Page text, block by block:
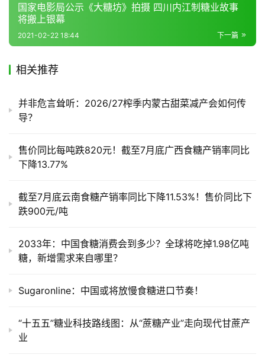
国家电影局公示《大糖坊》拍摄 四川内江制糖业故事
将搬上银幕
下一篇
2021-02-22 18:44
相关推荐
并非危言耸听：2026/27榨季内蒙古甜菜减产会如何传
导？
售价同比每吨跌820元！截至7月底广西食糖产销率同比
下降13.77%
截至7月底云南食糖产销率同比下降11.53%！售价同比下
跌900元/吨
2033年：中国食糖消费会到多少？全球将吃掉1.98亿吨
糖，新增需求来自哪里？
Sugaronline：中国或将放慢食糖进口节奏！
“十五五”糖业科技路线图：从“蔗糖产业”走向现代甘蔗产
业